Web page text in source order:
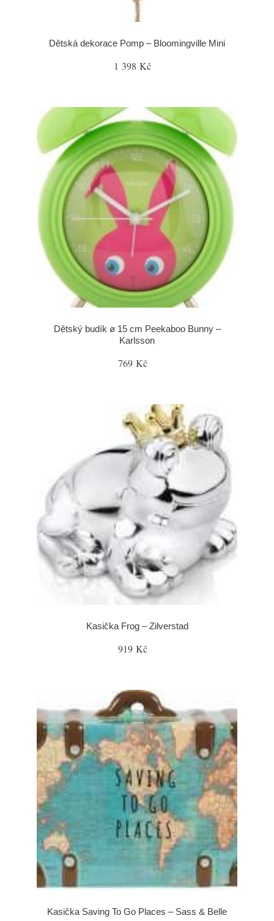
Dětská dekorace Pomp – Bloomingville Mini
1 398 Kč
Dětský budík ø 15 cm Peekaboo Bunny –
Karlsson
769 Kč
Kasička Frog – Zilverstad
919 Kč
Kasička Saving To Go Places – Sass & Belle